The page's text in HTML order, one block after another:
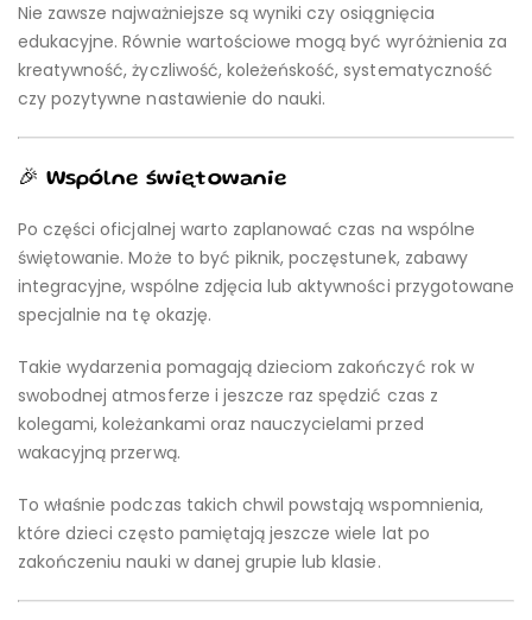
Nie zawsze najważniejsze są wyniki czy osiągnięcia
edukacyjne. Równie wartościowe mogą być wyróżnienia za
kreatywność, życzliwość, koleżeńskość, systematyczność
czy pozytywne nastawienie do nauki.
🎉 Wspólne świętowanie
Po części oficjalnej warto zaplanować czas na wspólne
świętowanie. Może to być piknik, poczęstunek, zabawy
integracyjne, wspólne zdjęcia lub aktywności przygotowane
specjalnie na tę okazję.
Takie wydarzenia pomagają dzieciom zakończyć rok w
swobodnej atmosferze i jeszcze raz spędzić czas z
kolegami, koleżankami oraz nauczycielami przed
wakacyjną przerwą.
To właśnie podczas takich chwil powstają wspomnienia,
które dzieci często pamiętają jeszcze wiele lat po
zakończeniu nauki w danej grupie lub klasie.